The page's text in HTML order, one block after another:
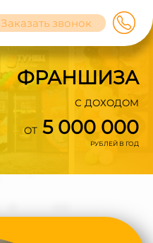
Заказать звонок
ФРАНШИЗА
С ДОХОДОМ
ОТ 5 000 000
РУБЛЕЙ В ГОД